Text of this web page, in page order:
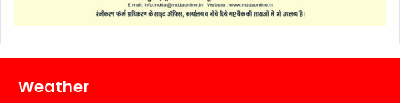
Weather